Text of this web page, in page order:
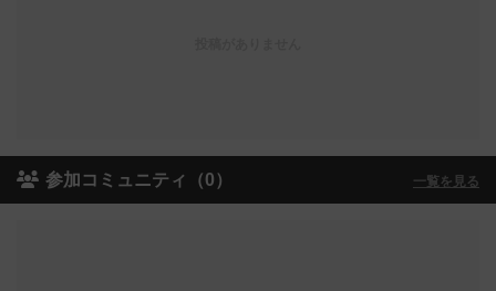
参加コミュニティ（0） 一覧を見る